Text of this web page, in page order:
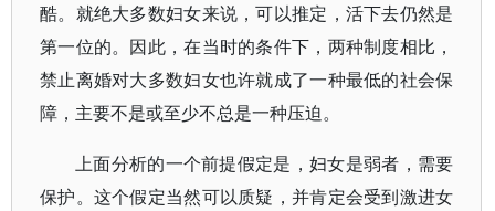
酷。就绝大多数妇女来说，可以推定，活下去仍然是
第一位的。因此，在当时的条件下，两种制度相比，
禁止离婚对大多数妇女也许就成了一种最低的社会保
障，主要不是或至少不总是一种压迫。
上面分析的一个前提假定是，妇女是弱者，需要
保护。这个假定当然可以质疑，并肯定会受到激进女